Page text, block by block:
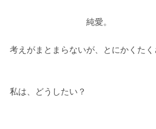
純愛。
考えがまとまらないが、とにかくたく
私は、どうしたい？